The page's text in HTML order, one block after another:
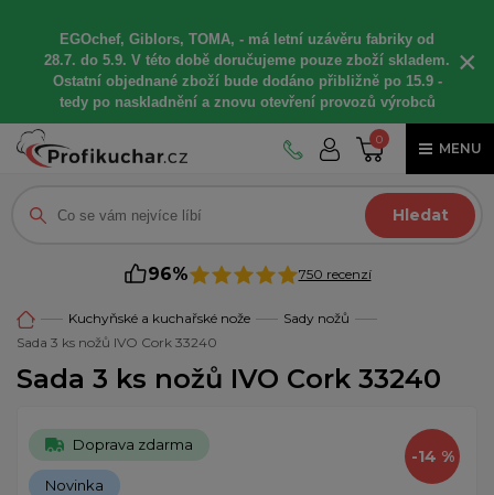
EGOchef, Giblors, TOMA, - má letní uzávěru fabriky od
28.7. do 5.9. V této době doručujeme pouze zboží skladem.
Ostatní objednané zboží bude dodáno přibližně po 15.9 -
tedy po naskladnění a znovu otevření provozů výrobců
×
0
MENU
Hledat
96% 750 recenzí
Kuchyňské a kuchařské nože
Sady nožů
Sada 3 ks nožů IVO Cork 33240
Sada 3 ks nožů IVO Cork 33240
-14 %
Doprava zdarma
Novinka